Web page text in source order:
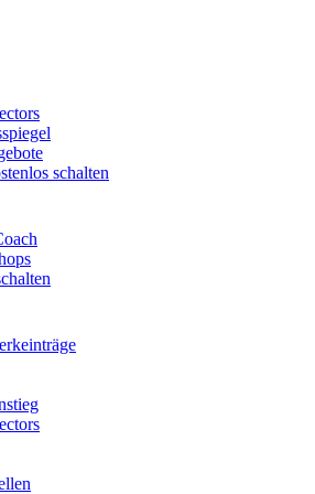
schalten